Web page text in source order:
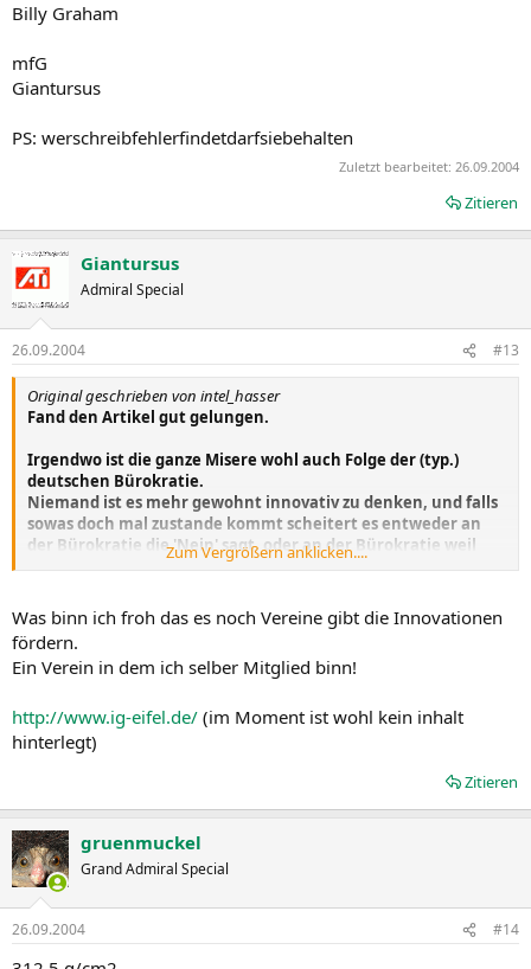
Billy Graham
mfG
Giantursus
PS: werschreibfehlerfindetdarfsiebehalten
Zuletzt bearbeitet: 26.09.2004
Zitieren
Giantursus
Admiral Special
26.09.2004 #13
Original geschrieben von intel_hasser
Fand den Artikel gut gelungen.
Irgendwo ist die ganze Misere wohl auch Folge der (typ.)
deutschen Bürokratie.
Niemand ist es mehr gewohnt innovativ zu denken, und falls
sowas doch mal zustande kommt scheitert es entweder an
der Bürokratie die 'Nein' sagt, oder an der Bürokratie weil
niemand mehr durchblickt.
Und wenn ich mir dann noch angucke was die
Kultusministerien so für 'Reformen' verbrechen...
Zum Vergrößern anklicken....
Was binn ich froh das es noch Vereine gibt die Innovationen
fördern.
Ein Verein in dem ich selber Mitglied binn!
http://www.ig-eifel.de/ (im Moment ist wohl kein inhalt
hinterlegt)
Zitieren
gruenmuckel
Grand Admiral Special
26.09.2004 #14